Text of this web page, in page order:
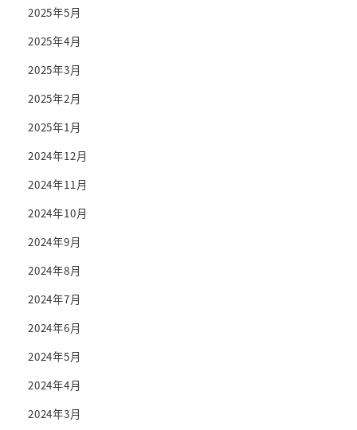
2025年5月
2025年4月
2025年3月
2025年2月
2025年1月
2024年12月
2024年11月
2024年10月
2024年9月
2024年8月
2024年7月
2024年6月
2024年5月
2024年4月
2024年3月